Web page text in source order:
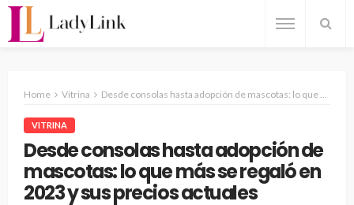
Home Vitrina Desde consolas hasta adopción de mascotas: lo que más se regaló en 2023 y sus precios actuales
VITRINA
Desde consolas hasta adopción de
mascotas: lo que más se regaló en
2023 y sus precios actuales